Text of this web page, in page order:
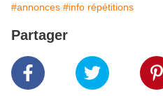
#annonces #info répétitions
Partager